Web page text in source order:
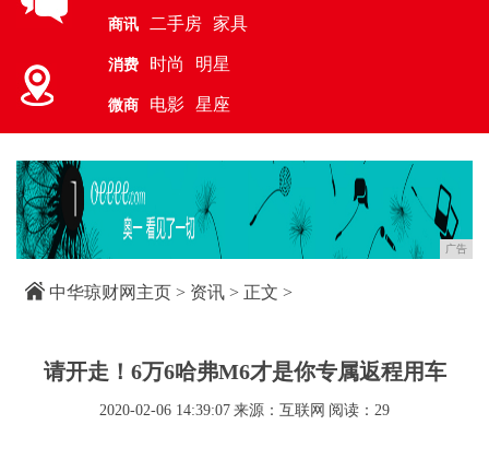
商讯 二手房 家具
消费 时尚 明星
微商 电影 星座
广告
中华琼财网主页 > 资讯 > 正文 >
请开走！6万6哈弗M6才是你专属返程用车
2020-02-06 14:39:07 来源：互联网 阅读：29